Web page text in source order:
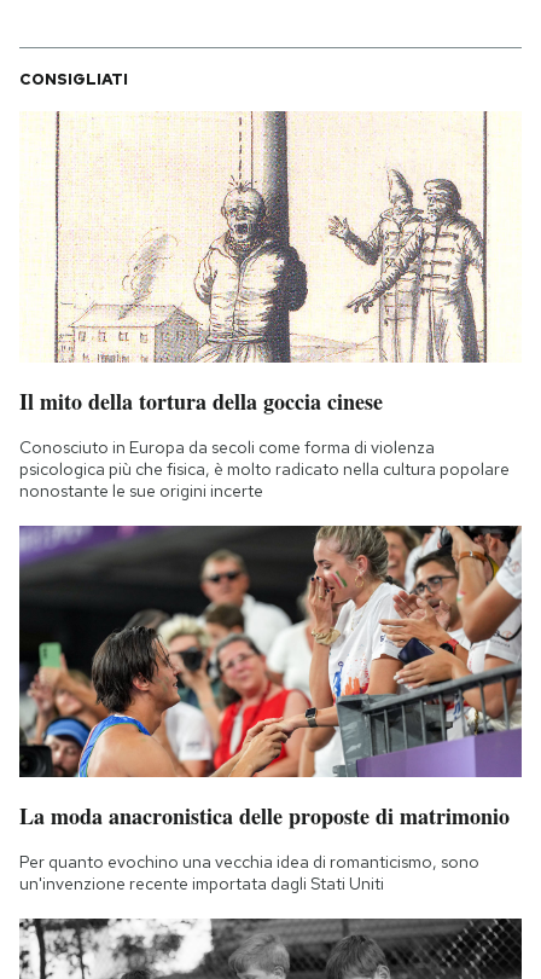
CONSIGLIATI
Il mito della tortura della goccia cinese
Conosciuto in Europa da secoli come forma di violenza
psicologica più che fisica, è molto radicato nella cultura popolare
nonostante le sue origini incerte
La moda anacronistica delle proposte di matrimonio
Per quanto evochino una vecchia idea di romanticismo, sono
un'invenzione recente importata dagli Stati Uniti